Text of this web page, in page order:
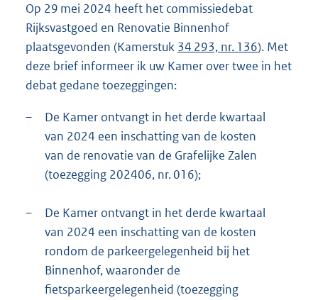
Op 29 mei 2024 heeft het commissiedebat
Rijksvastgoed en Renovatie Binnenhof
plaatsgevonden (Kamerstuk 34 293, nr. 136). Met
deze brief informeer ik uw Kamer over twee in het
debat gedane toezeggingen:
–
De Kamer ontvangt in het derde kwartaal
van 2024 een inschatting van de kosten
van de renovatie van de Grafelijke Zalen
(toezegging 202406, nr. 016);
–
De Kamer ontvangt in het derde kwartaal
van 2024 een inschatting van de kosten
rondom de parkeergelegenheid bij het
Binnenhof, waaronder de
fietsparkeergelegenheid (toezegging